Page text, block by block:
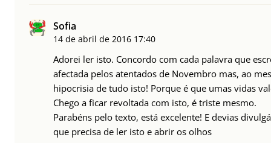
Sofia
14 de abril de 2016 17:40
Adorei ler isto. Concordo com cada palavra que
afectada pelos atentados de Novembro mas, ao
hipocrisia de tudo isto! Porque é que umas vidas
Chego a ficar revoltada com isto, é triste mesmo.
Parabéns pelo texto, está excelente! E devias
que precisa de ler isto e abrir os olhos